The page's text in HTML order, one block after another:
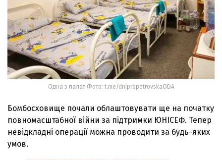
Одна з палат Фото: t.me/dnipropetrovskaODA
Бомбосховище почали облаштовувати ще на початку
повномасштабної війни за підтримки ЮНІСЕФ. Тепер
невідкладні операції можна проводити за будь-яких
умов.